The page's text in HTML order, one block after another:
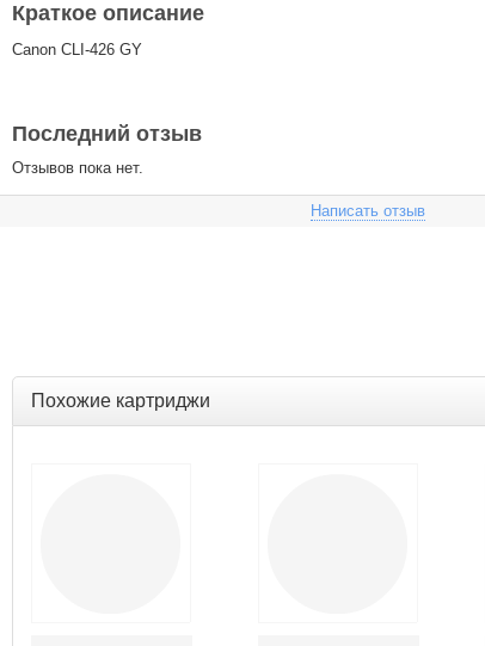
Краткое описание
Canon CLI-426 GY
Последний отзыв
Отзывов пока нет.
Написать отзыв
Похожие картриджи